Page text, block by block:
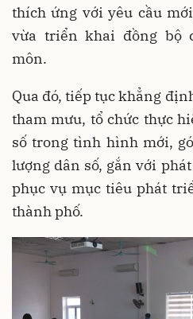
thích ứng với yêu cầu
vừa triển khai đồng bộ
môn.
Qua đó, tiếp tục khẳng
tham mưu, tổ chức thực
số trong tình hình mới,
lượng dân số, gắn với
phục vụ mục tiêu phát
thành phố.